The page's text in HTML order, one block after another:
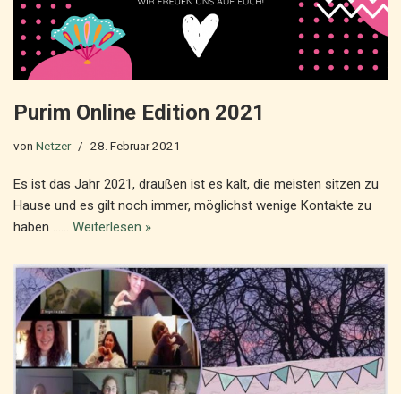
Purim Online Edition 2021
von Netzer 28. Februar 2021
Es ist das Jahr 2021, draußen ist es kalt, die meisten sitzen zu
Hause und es gilt noch immer, möglichst wenige Kontakte zu
haben …… Weiterlesen »